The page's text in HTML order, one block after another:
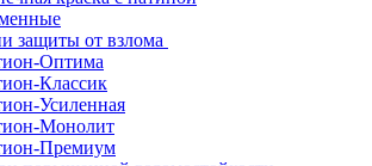
защиты от взлома
Оптима
Классик
Усиленная
Монолит
Премиум